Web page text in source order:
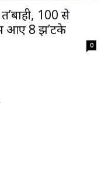
100 से
में आए 8 झ’टके
0